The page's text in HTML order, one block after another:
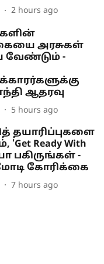
2 hours ago
அரசுகள்
வேண்டும் -
ஆதரவு
5 hours ago
தயாரிப்புகளை
Ready With
பகிருங்கள் -
கோரிக்கை
7 hours ago